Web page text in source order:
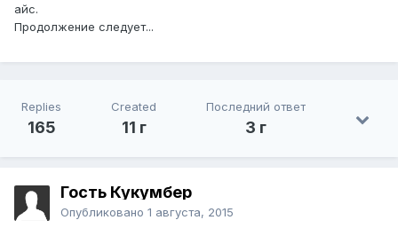
айс.
Продолжение следует...
Replies
165
Created
11 г
Последний ответ
3 г
Гость Кукумбер
Опубликовано 1 августа, 2015